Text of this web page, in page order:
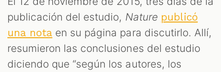
publicación del estudio, Nature publicó
una nota en su página para discutirlo. Allí,
resumieron las conclusiones del estudio
diciendo que “según los autores, los